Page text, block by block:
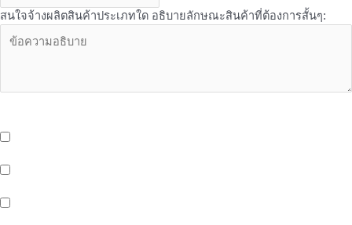
สนใจจ้างผลิตสินค้าประเภทใด อธิบายลักษณะสินค้าที่ต้องการสั้นๆ: